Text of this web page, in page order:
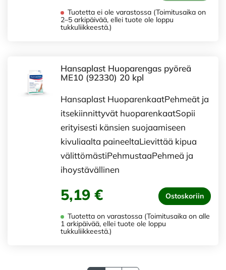
Tuotetta ei ole varastossa (Toimitusaika on
2–5 arkipäivää, ellei tuote ole loppu
tukkuliikkeestä.)
Hansaplast Huoparengas pyöreä
ME10 (92330) 20 kpl
Hansaplast HuoparenkaatPehmeät ja
itsekiinnittyvät huoparenkaatSopii
erityisesti känsien suojaamiseen
kivuliaalta paineeltaLievittää kipua
välittömästiPehmustaaPehmeä ja
ihoystävällinen
5,19 € Ostoskoriin
Tuotetta on varastossa (Toimitusaika on alle
1 arkipäivää, ellei tuote ole loppu
tukkuliikkeestä.)